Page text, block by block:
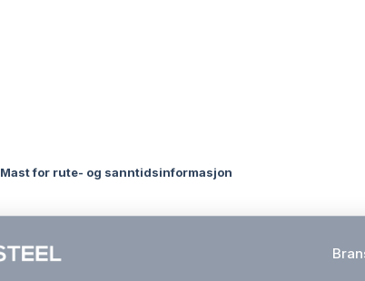
Mast for rute- og sanntidsinformasjon